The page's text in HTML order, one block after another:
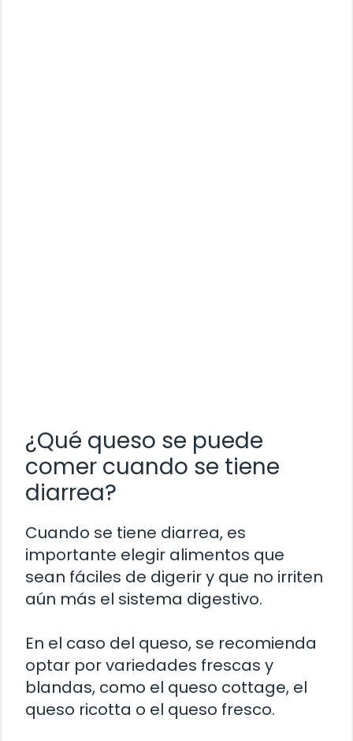
¿Qué queso se puede
comer cuando se tiene
diarrea?
Cuando se tiene diarrea, es
importante elegir alimentos que
sean fáciles de digerir y que no irriten
aún más el sistema digestivo.
En el caso del queso, se recomienda
optar por variedades frescas y
blandas, como el queso cottage, el
queso ricotta o el queso fresco.